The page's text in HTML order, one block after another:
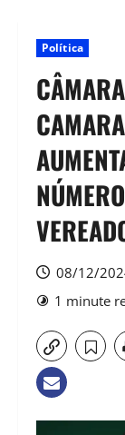
Política
08/12/
1 minute